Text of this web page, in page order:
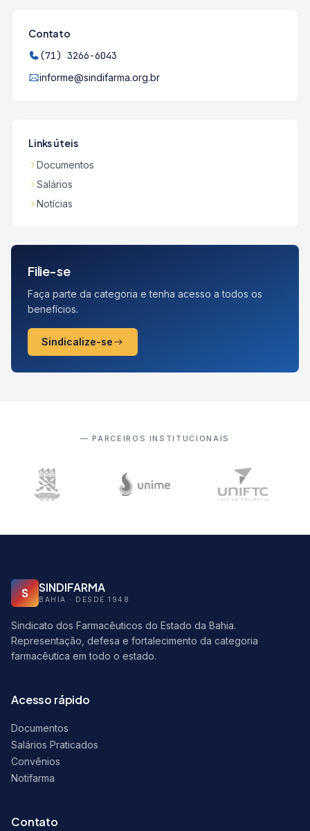
Contato
(71) 3266-6043
informe@sindifarma.org.br
Links úteis
Documentos
Salários
Notícias
Filie-se
Faça parte da categoria e tenha acesso a todos os
benefícios.
Sindicalize-se
— PARCEIROS INSTITUCIONAIS
S SINDIFARMA
BAHIA · DESDE 1948
Sindicato dos Farmacêuticos do Estado da Bahia.
Representação, defesa e fortalecimento da categoria
farmacêutica em todo o estado.
Acesso rápido
Documentos
Salários Praticados
Convênios
Notifarma
Contato